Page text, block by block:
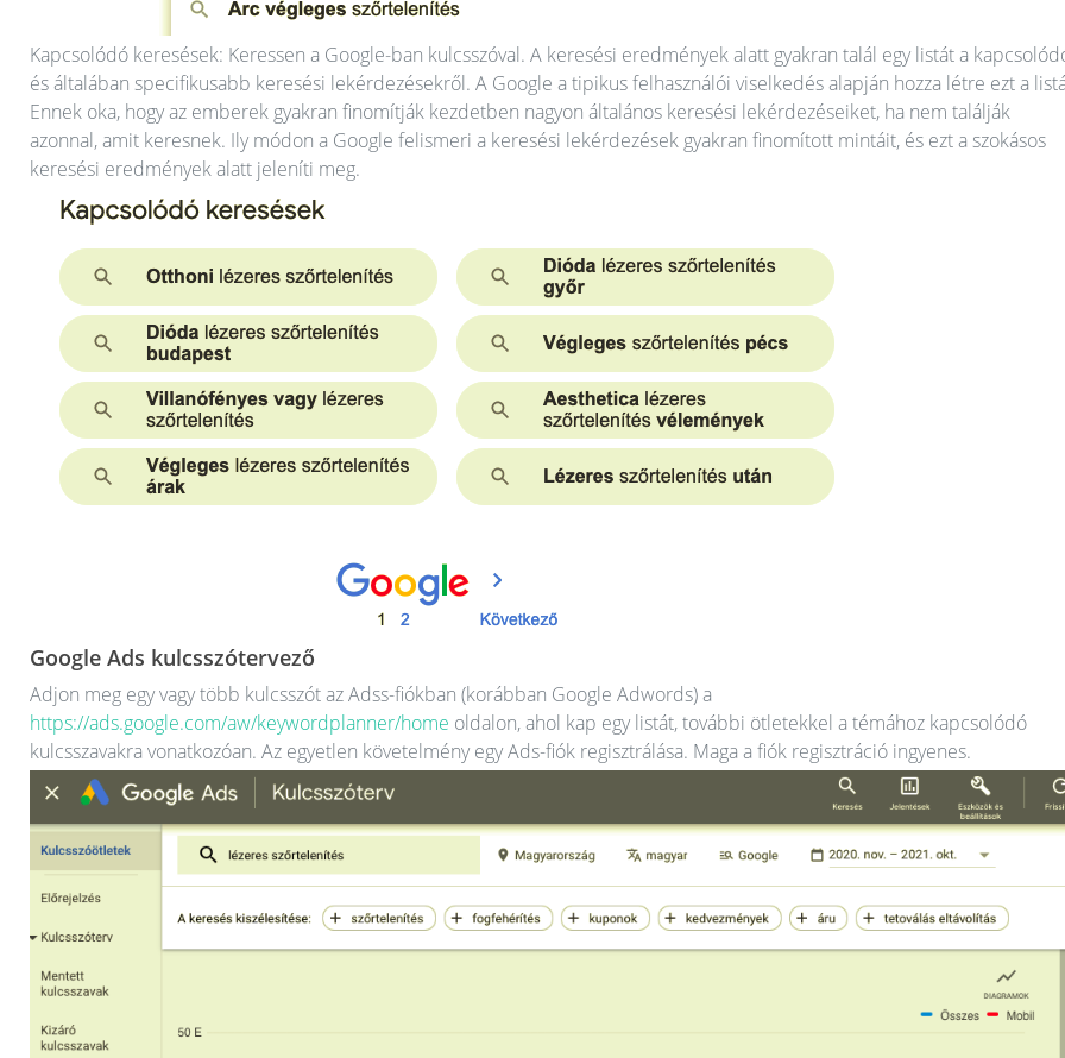
Kapcsolódó keresések: Keressen a Google-ban kulcsszóval. A keresési eredmények alatt gyakran talál egy listát a
és általában specifikusabb keresési lekérdezésekről. A Google a tipikus felhasználói viselkedés alapján hozza létre ezt a
Ennek oka, hogy az emberek gyakran finomítják kezdetben nagyon általános keresési lekérdezéseiket, ha nem találják
azonnal, amit keresnek. Ily módon a Google felismeri a keresési lekérdezések gyakran finomított mintáit, és ezt a szokásos
keresési eredmények alatt jeleníti meg.
Google Ads kulcsszótervező
Adjon meg egy vagy több kulcsszót az Adss-fiókban (korábban Google Adwords) a
https://ads.google.com/aw/keywordplanner/home oldalon, ahol kap egy listát, további ötletekkel a témához kapcsolódó
kulcsszavakra vonatkozóan. Az egyetlen követelmény egy Ads-fiók regisztrálása. Maga a fiók regisztráció ingyenes.